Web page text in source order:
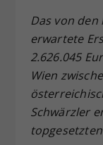
Das von den
erwartete
2.626.045
Wien
Schwärzler
Zweck